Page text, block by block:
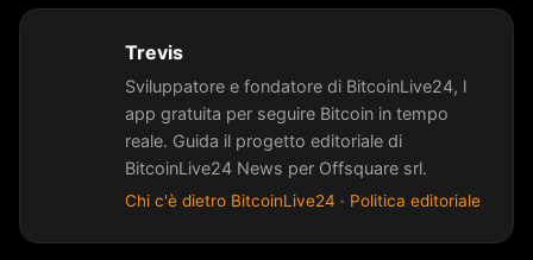
Trevis
Sviluppatore e fondatore di BitcoinLive24, l
app gratuita per seguire Bitcoin in tempo
reale. Guida il progetto editoriale di
BitcoinLive24 News per Offsquare srl.
Chi c'è dietro BitcoinLive24 · Politica editoriale